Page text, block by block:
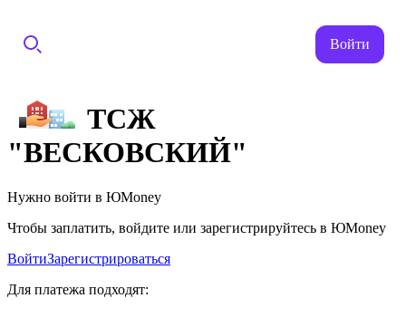
Войти
ТСЖ
"ВЕСКОВСКИЙ"
Нужно войти в ЮMoney
Чтобы заплатить, войдите или зарегистрируйтесь в ЮMoney
ВойтиЗарегистрироваться
Для платежа подходят: